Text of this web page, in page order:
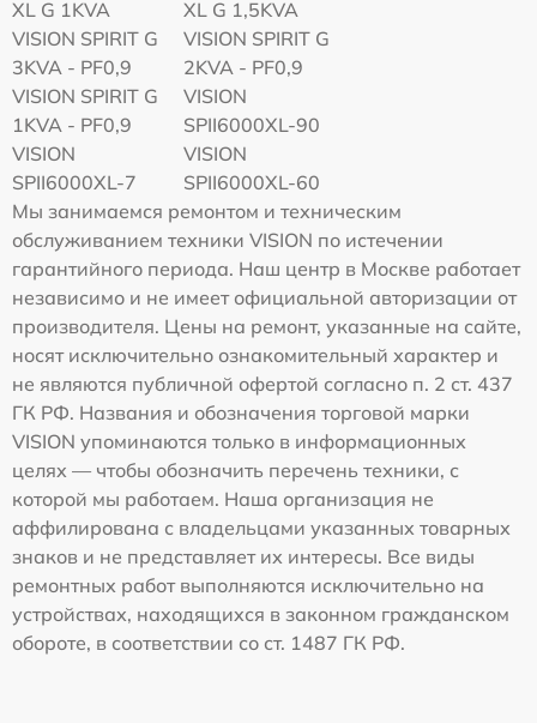
XL G 1KVA
XL G 1,5KVA
VISION SPIRIT G
3KVA - PF0,9
VISION SPIRIT G
2KVA - PF0,9
VISION SPIRIT G
1KVA - PF0,9
VISION
SPII6000XL-90
VISION
SPII6000XL-7
VISION
SPII6000XL-60
Мы занимаемся ремонтом и техническим
обслуживанием техники VISION по истечении
гарантийного периода. Наш центр в Москве работает
независимо и не имеет официальной авторизации от
производителя. Цены на ремонт, указанные на сайте,
носят исключительно ознакомительный характер и
не являются публичной офертой согласно п. 2 ст. 437
ГК РФ. Названия и обозначения торговой марки
VISION упоминаются только в информационных
целях — чтобы обозначить перечень техники, с
которой мы работаем. Наша организация не
аффилирована с владельцами указанных товарных
знаков и не представляет их интересы. Все виды
ремонтных работ выполняются исключительно на
устройствах, находящихся в законном гражданском
обороте, в соответствии со ст. 1487 ГК РФ.